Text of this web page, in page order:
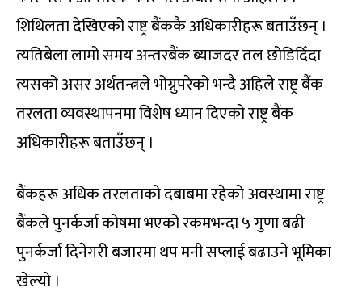
शिथिलता देखिएको राष्ट्र बैंककै अधिकारीहरू बताउँछन् ।
त्यतिबेला लामो समय अन्तरबैंक ब्याजदर तल छोडिदिँदा
त्यसको असर अर्थतन्त्रले भोग्नुपरेको भन्दै अहिले राष्ट्र बैंक
तरलता व्यवस्थापनमा विशेष ध्यान दिएको राष्ट्र बैंक
अधिकारीहरू बताउँछन् ।
बैंकहरू अधिक तरलताको दबाबमा रहेको अवस्थामा राष्ट्र
बैंकले पुनर्कर्जा कोषमा भएको रकमभन्दा ५ गुणा बढी
पुनर्कर्जा दिनेगरी बजारमा थप मनी सप्लाई बढाउने भूमिका
खेल्यो ।